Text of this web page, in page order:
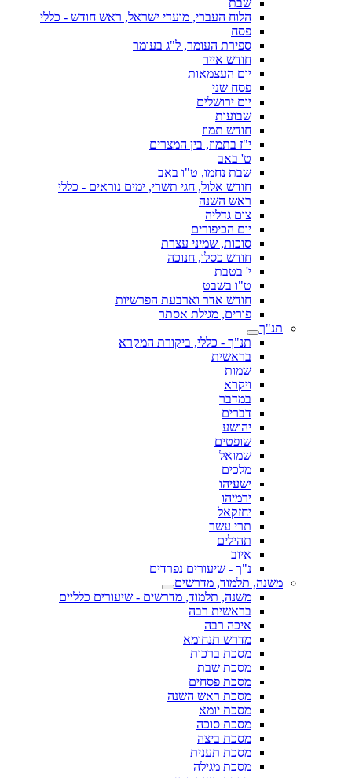
שבת
הלוח העברי, מועדי ישראל, ראש חודש - כללי
פסח
ספירת העומר, ל"ג בעומר
חודש אייר
יום העצמאות
פסח שני
יום ירושלים
שבועות
חודש תמוז
י"ז בתמוז, בין המצרים
ט' באב
שבת נחמו, ט"ו באב
חודש אלול, חגי תשרי, ימים נוראים - כללי
ראש השנה
צום גדליה
יום הכיפורים
סוכות, שמיני עצרת
חודש כסלו, חנוכה
י' בטבת
ט"ו בשבט
חודש אדר וארבעת הפרשיות
פורים, מגילת אסתר
תנ"ך
תנ"ך - כללי, ביקורת המקרא
בראשית
שמות
ויקרא
במדבר
דברים
יהושע
שופטים
שמואל
מלכים
ישעיהו
ירמיהו
יחזקאל
תרי עשר
תהילים
איוב
נ"ך - שיעורים נפרדים
משנה, תלמוד, מדרשים
משנה, תלמוד, מדרשים - שיעורים כלליים
בראשית רבה
איכה רבה
מדרש תנחומא
מסכת ברכות
מסכת שבת
מסכת פסחים
מסכת ראש השנה
מסכת יומא
מסכת סוכה
מסכת ביצה
מסכת תענית
מסכת מגילה